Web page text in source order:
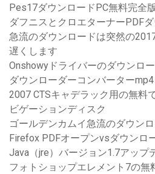
Pes17ダウンロードPC無料完全版
ダフニスとクロエターナーPDF
急流のダウンロードは突然の
遅くします
Onshowyドライバーのダウンロ
ダウンローダーコンバーターmp4
2007 CTSキャデラック用の無料
ビゲーションディスク
ゴールデンカムイ急流のダウン
Firefox PDFオープンvsダウンロ
Java（jre）バージョン1.7アップ
フォトショップエレメント7の無